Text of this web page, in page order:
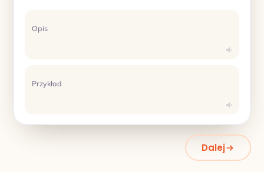
Opis
Przykład
Dalej